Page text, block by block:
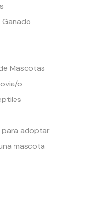
Ganado
Mascotas
o
para adoptar
mascota